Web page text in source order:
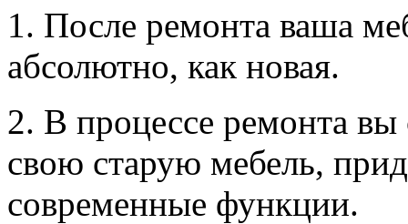
1. После ремонта ваша
абсолютно, как новая.
2. В процессе ремонта
свою старую мебель,
современные функции.